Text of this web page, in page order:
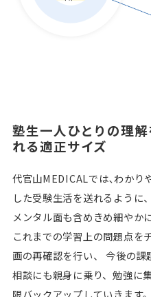
塾生一人ひとりの理
れる適正サイズ
代官山MEDICALでは､わかり
した受験生活を送れるように
メンタル面も含めきめ細やか
これまでの学習上の問題点を
画の再確認を行い、 今後の
相談にも親身に乗り、勉強に